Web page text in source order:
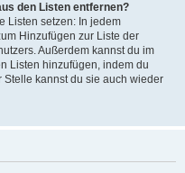
den Listen entfernen?
Listen setzen: In jedem
Hinzufügen zur Liste der
Außerdem kannst du im
Listen hinzufügen, indem du
kannst du sie auch wieder